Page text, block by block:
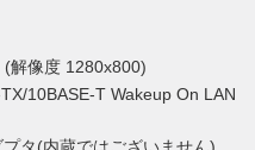
解像度 1280x800)
10BASE-T Wakeup On LAN